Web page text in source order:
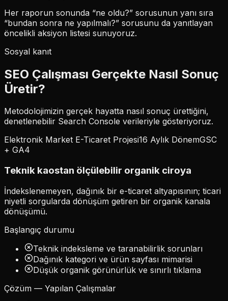
Her raporun sonunda “ne oldu?” sorusunun yanı sıra
“bundan sonra ne yapılmalı?” sorusunu da yanıtlayan
öncelikli aksiyon listesi sunuyoruz.
Sosyal kanıt
SEO Çalışması Gerçekte Nasıl Sonuç
Üretir?
Metodolojimizin gerçek hayatta nasıl sonuç ürettiğini,
denetlenebilir Search Console verileriyle gösteriyoruz.
Elektronik Market E-Ticaret Projesi16 Aylık DönemGSC
+ GA4
Teknik kaostan ölçülebilir organik ciroya
İndekslenemeyen, dağınık bir e-ticaret altyapısının; ticari
niyetli sorgularda dönüşüm getiren bir organik kanala
dönüşümü.
Başlangıç durumu
Teknik indeksleme ve taranabilirlik sorunları
Dağınık kategori ve ürün sayfası mimarisi
Düşük organik görünürlük ve sınırlı tıklama
Çözüm — Yapılan Çalışmalar